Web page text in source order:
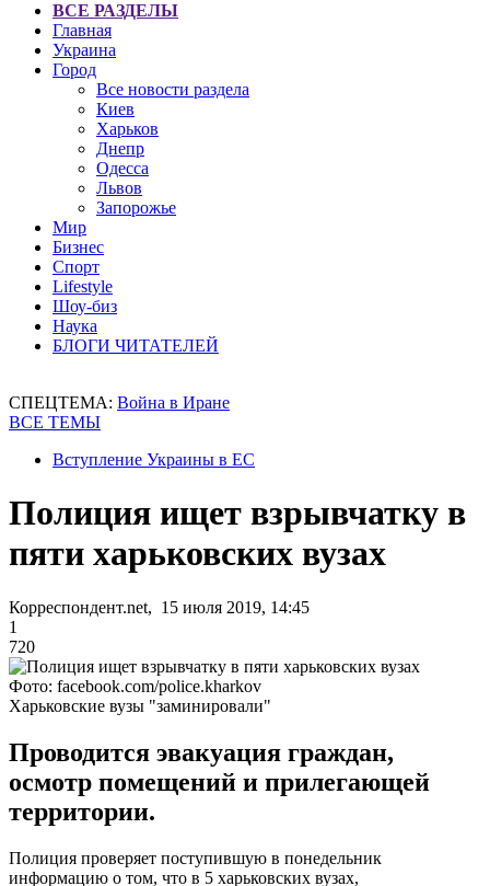
ВСЕ РАЗДЕЛЫ
Главная
Украина
Город
Все новости раздела
Киев
Харьков
Днепр
Одесса
Львов
Запорожье
Мир
Бизнес
Спорт
Lifestyle
Шоу-биз
Наука
БЛОГИ ЧИТАТЕЛЕЙ
СПЕЦТЕМА: Война в Иране
ВСЕ ТЕМЫ
Вступление Украины в ЕС
Полиция ищет взрывчатку в
пяти харьковских вузах
Корреспондент.net, 15 июля 2019, 14:45
1
720
Фото: facebook.com/police.kharkov
Харьковские вузы "заминировали"
Проводится эвакуация граждан,
осмотр помещений и прилегающей
территории.
Полиция проверяет поступившую в понедельник
информацию о том, что в 5 харьковских вузах,